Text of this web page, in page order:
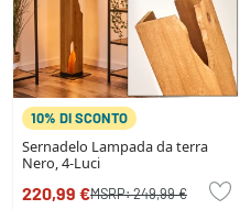
10% DI SCONTO
Sernadelo Lampada da terra
Nero, 4-Luci
220,99 €MSRP:249,99 €